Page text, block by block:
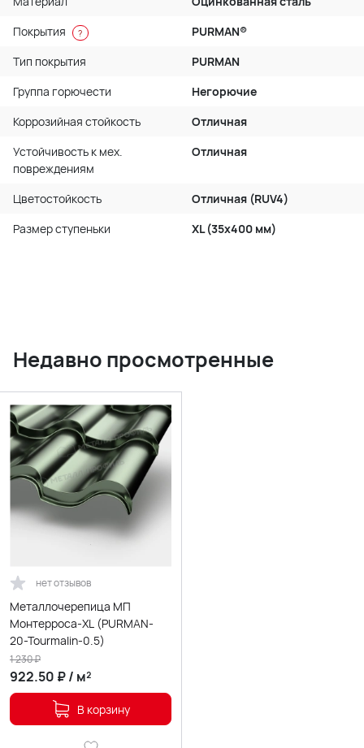
Покрытия
?
PURMAN®
Тип покрытия
PURMAN
Группа горючести
Негорючие
Коррозийная стойкость
Отличная
Устойчивость к мех.
повреждениям
Отличная
Цветостойкость
Отличная (RUV4)
Размер ступеньки
XL (35x400 мм)
Недавно просмотренные
нет отзывов
Металлочерепица МП
Монтерроса-XL (PURMAN-
20-Tourmalin-0.5)
922.50 ₽/ м²
1 230₽
В корзину